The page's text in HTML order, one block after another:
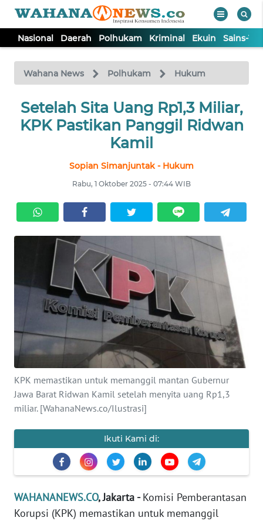
Nasional Daerah Polhukam Kriminal Ekuin Sains-
Wahana News Polhukam Hukum
Setelah Sita Uang Rp1,3 Miliar,
KPK Pastikan Panggil Ridwan
Kamil
Sopian Simanjuntak - Hukum
Rabu, 1 Oktober 2025 - 07:44 WIB
KPK memastikan untuk memanggil mantan Gubernur
Jawa Barat Ridwan Kamil setelah menyita uang Rp1,3
miliar. [WahanaNews.co/Ilustrasi]
Ikuti Kami di:
WAHANANEWS.CO, Jakarta -Komisi Pemberantasan
Korupsi (KPK) memastikan untuk memanggil
TV
Tutup
NASIONAL
KRIMINAL
EKUIN
SAINS-TEKNO
KESEHATAN
INTERNASIONAL
SERBA-SERBI
PENDIDIKAN
EDITORIAL